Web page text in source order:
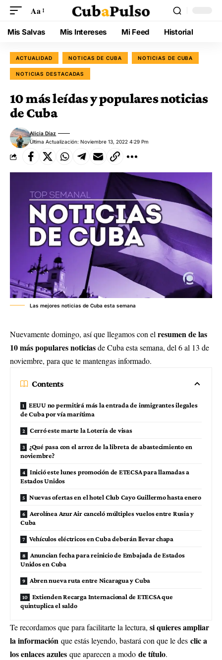
Aa
Mis Salvas Mis Intereses Mi Feed Historial
ACTUALIDAD NOTICAS DE CUBA NOTICIAS DE CUBA
NOTICIAS DESTACADAS
10 más leídas y populares noticias
de Cuba
Última Actualización: Noviembre 13, 2022 4:29 Pm
Alicia Díaz
Las mejores noticias de Cuba esta semana
Nuevamente domingo, así que llegamos con el resumen de las
10 más populares noticiasde Cuba esta semana, del 6 al 13 de
noviembre, para que te mantengas informado.
Contents
EEUU no permitirá más la entrada de inmigrantes ilegales
de Cuba por vía marítima
Cerró este marte la Lotería de visas
¿Qué pasa con el arroz de la libreta de abastecimiento en
noviembre?
Inició este lunes promoción de ETECSA para llamadas a
Estados Unidos
Nuevas ofertas en el hotel Club Cayo Guillermo hasta enero
Aerolínea Azur Air canceló múltiples vuelos entre Rusia y
Cuba
Vehículos eléctricos en Cuba deberán llevar chapa
Anuncian fecha para reinicio de Embajada de Estados
Unidos en Cuba
Abren nueva ruta entre Nicaragua y Cuba
Extienden Recarga Internacional de ETECSA que
quintuplica el saldo
Te recordamos que para facilitarte la lectura, si quieres ampliar
la información que estás leyendo, bastará con que le des clic a
los enlaces azules que aparecen a modo de título.